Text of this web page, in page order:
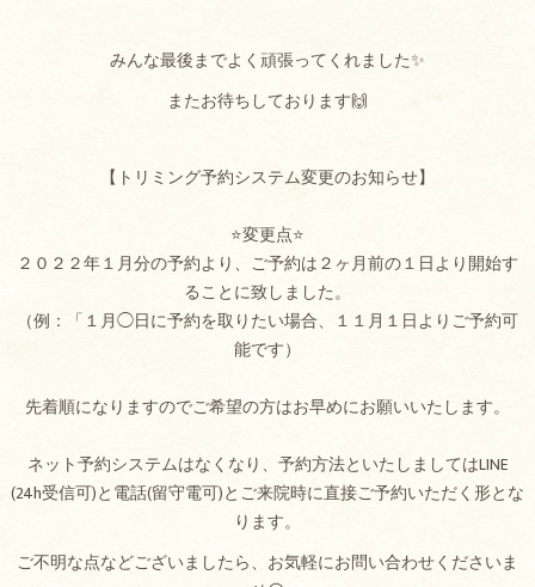
みんな最後までよく頑張ってくれました✨
またお待ちしております🙌
【トリミング予約システム変更のお知らせ】
⭐変更点⭐
２０２２年１月分の予約より、ご予約は２ヶ月前の１日より開始す
ることに致しました。
（例：「１月◯日に予約を取りたい場合、１１月１日よりご予約可
能です）
先着順になりますのでご希望の方はお早めにお願いいたします。
ネット予約システムはなくなり、予約方法といたしましてはLINE
(24h受信可)と電話(留守電可)とご来院時に直接ご予約いただく形とな
ります。
ご不明な点などございましたら、お気軽にお問い合わせくださいま